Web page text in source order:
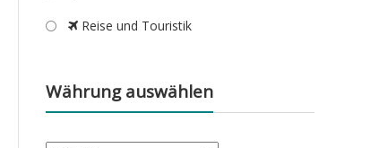
Reise und Touristik
Währung auswählen